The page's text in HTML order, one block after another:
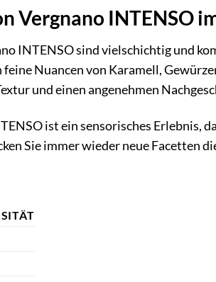
Vergnano INTENSO
INTENSO sind vielschichtig und
feine Nuancen von Karamell,
und einen angenehmen
ist ein sensorisches Erlebnis,
Sie immer wieder neue Facetten